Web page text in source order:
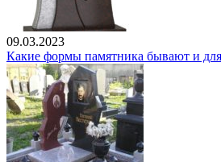
09.03.2023
Какие формы памятника бывают и для